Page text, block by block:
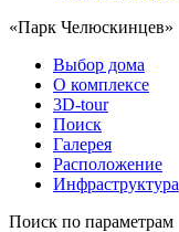
«Парк Челюскинцев»
Выбор дома
О комплексе
3D-tour
Поиск
Галерея
Расположение
Инфраструктура
Поиск по параметрам